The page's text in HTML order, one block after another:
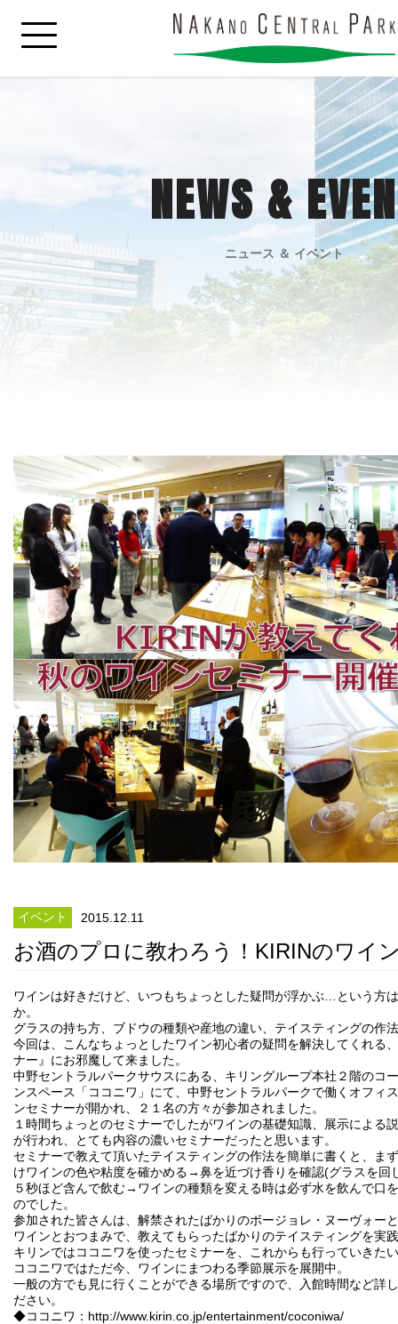
NEWS &
ニュース ＆ イベント
イベント 2015.12.11
お酒のプロに教わろう！KIRINのワイ
ワインは好きだけど、いつもちょっとした疑問が浮かぶ…という方
か。
グラスの持ち方、ブドウの種類や産地の違い、テイスティングの作
今回は、こんなちょっとしたワイン初心者の疑問を解決してくれる
ナー』にお邪魔して来ました。
中野セントラルパークサウスにある、キリングループ本社２階のコ
ンスペース「ココニワ」にて、中野セントラルパークで働くオフィ
ンセミナーが開かれ、２１名の方々が参加されました。
１時間ちょっとのセミナーでしたがワインの基礎知識、展示による
が行われ、とても内容の濃いセミナーだったと思います。
セミナーで教えて頂いたテイスティングの作法を簡単に書くと、ま
けワインの色や粘度を確かめる→鼻を近づけ香りを確認(グラスを
５秒ほど含んで飲む→ワインの種類を変える時は必ず水を飲んで口
のでした。
参加された皆さんは、解禁されたばかりのボージョレ・ヌーヴォー
ワインとおつまみで、教えてもらったばかりのテイスティングを実
キリンではココニワを使ったセミナーを、これからも行っていきた
ココニワではただ今、ワインにまつわる季節展示を展開中。
一般の方でも見に行くことができる場所ですので、入館時間など詳
ださい。
◆ココニワ： http://www.kirin.co.jp/entertainment/coconiwa/